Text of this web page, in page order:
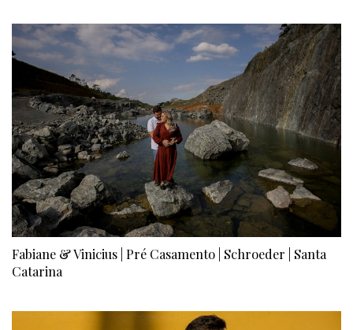
Fabiane & Vinicius | Pré Casamento | Schroeder | Santa
Catarina